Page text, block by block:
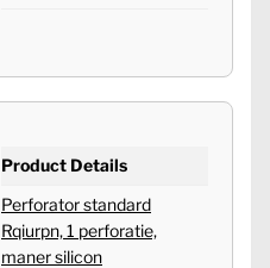
Product Details
Perforator standard
Rqiurpn, 1 perforatie,
maner silicon